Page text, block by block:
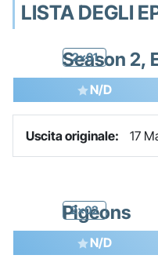
LISTA DEGLI
2x01
Season 2,
N/D
Uscita originale: 17
2x02
Pigeons
N/D